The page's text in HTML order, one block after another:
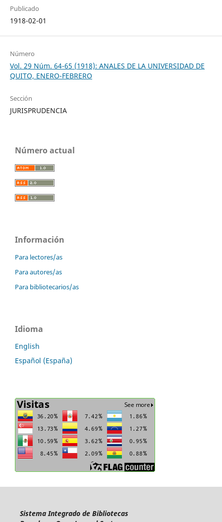
Publicado
1918-02-01
Número
Vol. 29 Núm. 64-65 (1918): ANALES DE LA UNIVERSIDAD DE
QUITO, ENERO-FEBRERO
Sección
JURISPRUDENCIA
Número actual
Información
Para lectores/as
Para autores/as
Para bibliotecarios/as
Idioma
English
Español (España)
Sistema Integrado de Bibliotecas